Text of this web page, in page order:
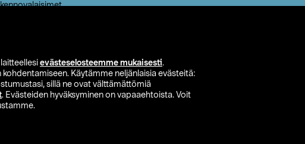
evästeselosteemme mukaisesti.
Käytämme neljänlaisia evästeitä:
sillä ne ovat välttämättömiä
. Evästeiden hyväksyminen on vapaaehtoista. Voit